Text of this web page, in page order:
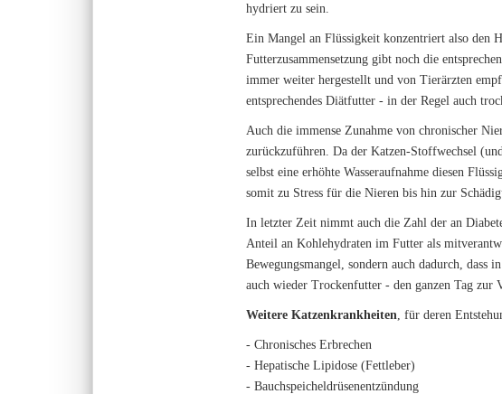
hydriert zu sein.
Ein Mangel an Flüssigkeit konzentriert also den
Futterzusammensetzung gibt noch die
immer weiter hergestellt und von Tierärzten
entsprechendes Diätfutter - in der Regel auch
Auch die immense Zunahme von chronischer
zurückzuführen. Da der Katzen-Stoffwechsel
selbst eine erhöhte Wasseraufnahme diesen
somit zu Stress für die Nieren bis hin zur
In letzter Zeit nimmt auch die Zahl der an
Anteil an Kohlehydraten im Futter als
Bewegungsmangel, sondern auch dadurch, dass
auch wieder Trockenfutter - den ganzen Tag zur
Weitere Katzenkrankheiten , für deren
- Chronisches Erbrechen
- Hepatische Lipidose (Fettleber)
- Bauchspeicheldrüsenentzündung